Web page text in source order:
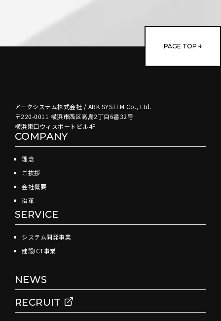
PAGE TOP
アークシステム株式会社 / ARK SYSTEM Co., Ltd.
〒220-0011 横浜市西区高島2丁目6番32号
横浜東口ウィスポートビル4F
COMPANY
理念
ご挨拶
会社概要
沿革
SERVICE
システム開発事業
建設ICT事業
NEWS
RECRUIT